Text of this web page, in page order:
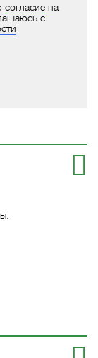
согласие на
с